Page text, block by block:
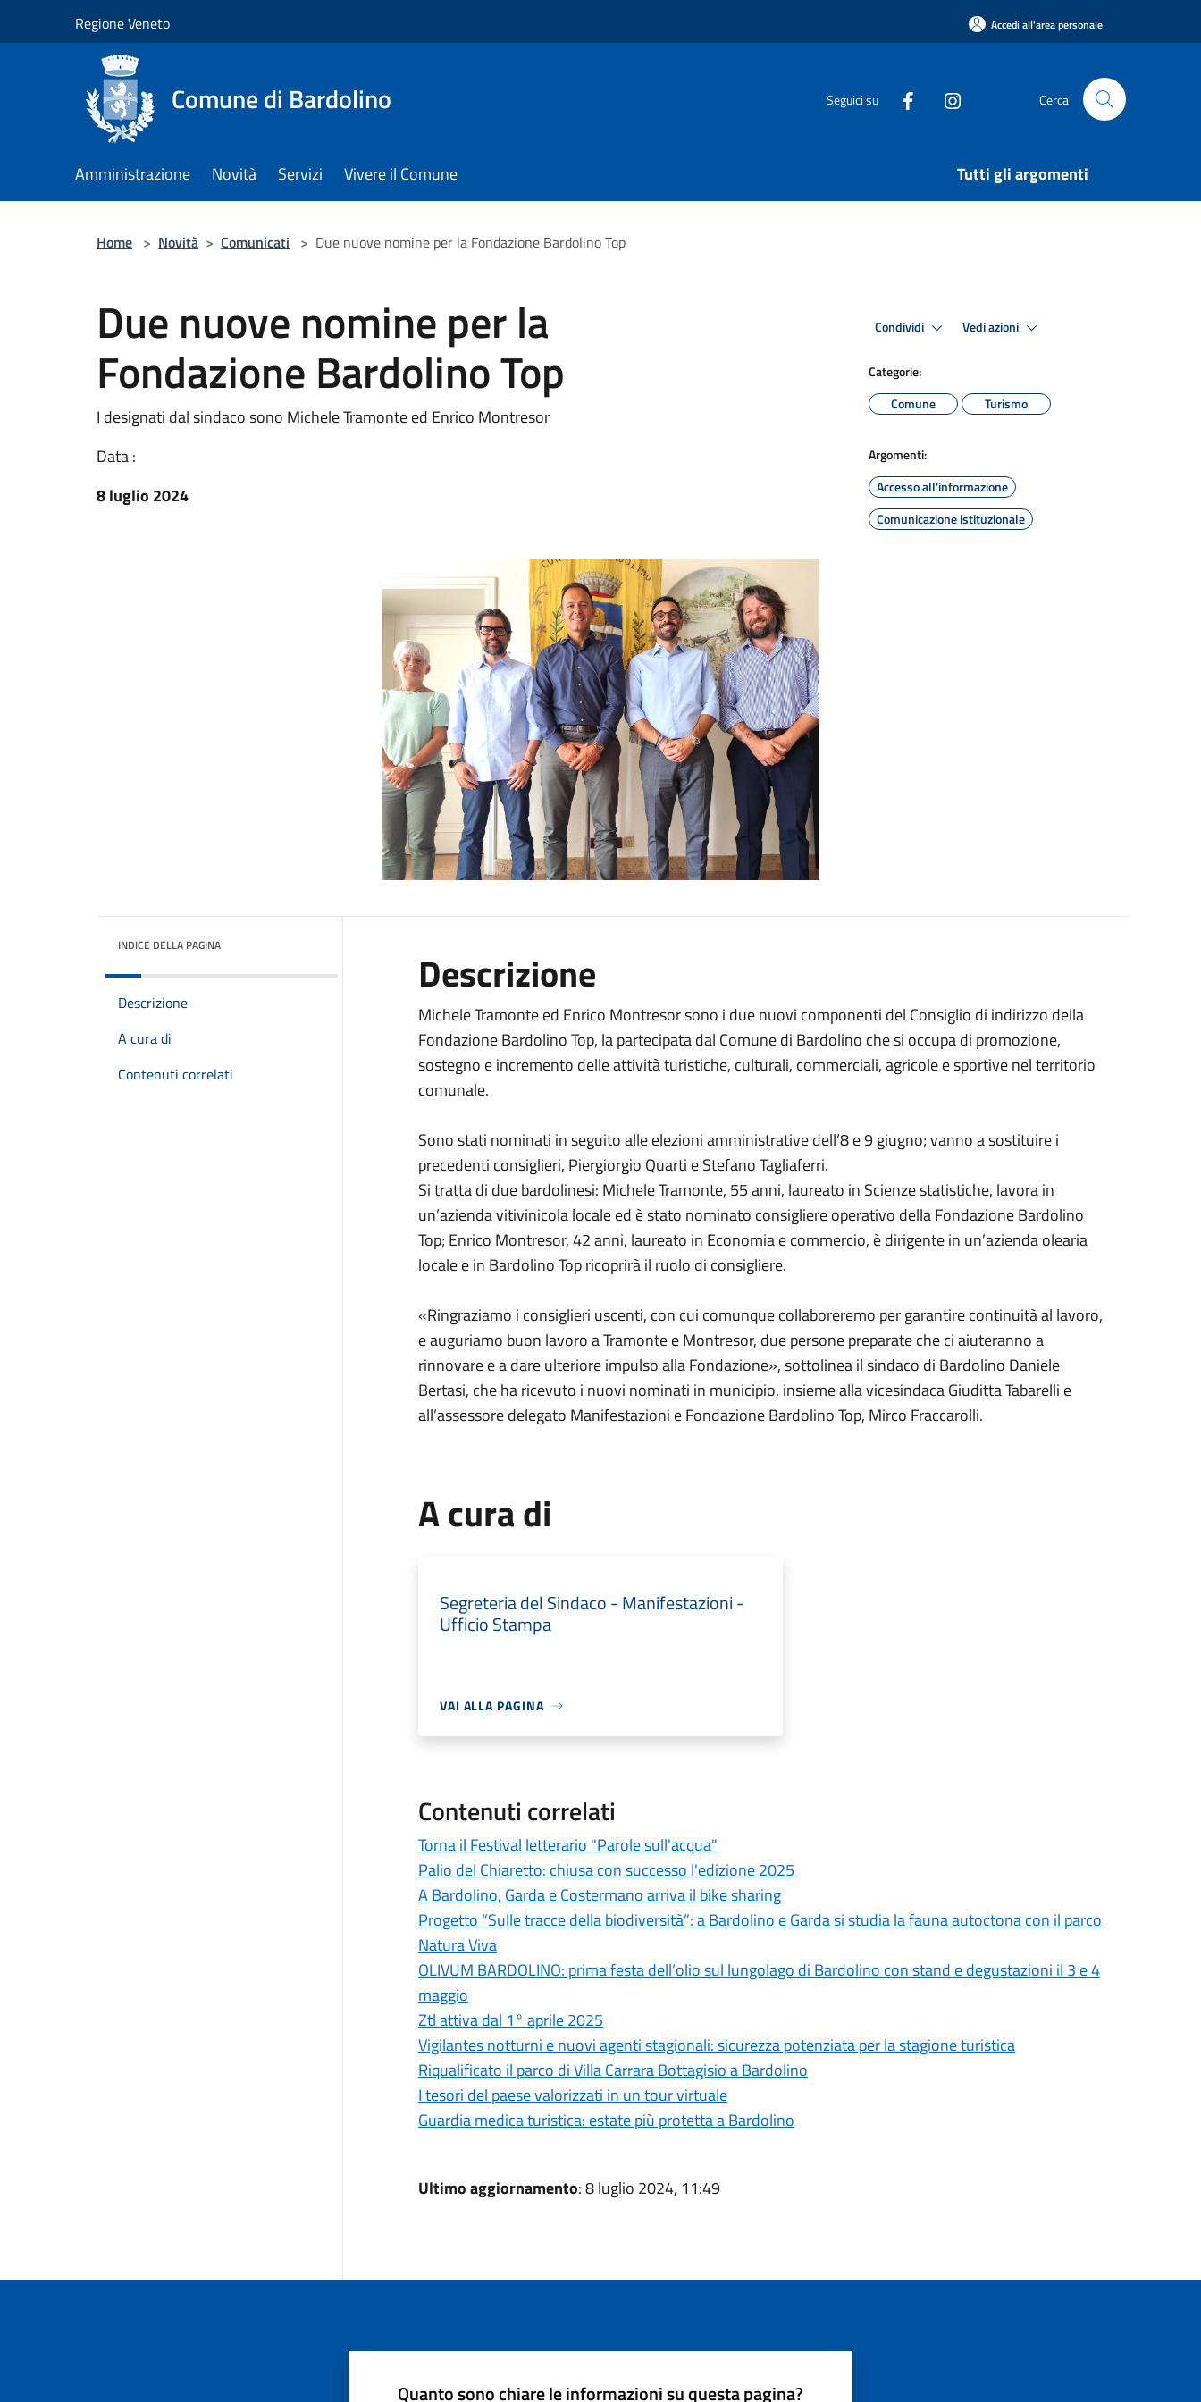
Regione Veneto Accedi all'area personale
Comune di Bardolino Seguici su Cerca
Amministrazione Novità Servizi Vivere il Comune Tutti gli argomenti
Home > Novità > Comunicati > Due nuove nomine per la Fondazione Bardolino Top
Due nuove nomine per la
Fondazione Bardolino Top
I designati dal sindaco sono Michele Tramonte ed Enrico Montresor
Data :
8 luglio 2024
Condividi Vedi azioni
Categorie:
Comune
Turismo
Argomenti:
Accesso all'informazione
Comunicazione istituzionale
INDICE DELLA PAGINA
Descrizione
A cura di
Contenuti correlati
Descrizione
Michele Tramonte ed Enrico Montresor sono i due nuovi componenti del Consiglio di indirizzo della
Fondazione Bardolino Top, la partecipata dal Comune di Bardolino che si occupa di promozione,
sostegno e incremento delle attività turistiche, culturali, commerciali, agricole e sportive nel territorio
comunale.
Sono stati nominati in seguito alle elezioni amministrative dell’8 e 9 giugno; vanno a sostituire i
precedenti consiglieri, Piergiorgio Quarti e Stefano Tagliaferri.
Si tratta di due bardolinesi: Michele Tramonte, 55 anni, laureato in Scienze statistiche, lavora in
un’azienda vitivinicola locale ed è stato nominato consigliere operativo della Fondazione Bardolino
Top; Enrico Montresor, 42 anni, laureato in Economia e commercio, è dirigente in un’azienda olearia
locale e in Bardolino Top ricoprirà il ruolo di consigliere.
«Ringraziamo i consiglieri uscenti, con cui comunque collaboreremo per garantire continuità al lavoro,
e auguriamo buon lavoro a Tramonte e Montresor, due persone preparate che ci aiuteranno a
rinnovare e a dare ulteriore impulso alla Fondazione», sottolinea il sindaco di Bardolino Daniele
Bertasi, che ha ricevuto i nuovi nominati in municipio, insieme alla vicesindaca Giuditta Tabarelli e
all’assessore delegato Manifestazioni e Fondazione Bardolino Top, Mirco Fraccarolli.
A cura di
Segreteria del Sindaco - Manifestazioni -
Ufficio Stampa
VAI ALLA PAGINA
Contenuti correlati
Torna il Festival letterario "Parole sull'acqua"
Palio del Chiaretto: chiusa con successo l'edizione 2025
A Bardolino, Garda e Costermano arriva il bike sharing
Progetto “Sulle tracce della biodiversità”: a Bardolino e Garda si studia la fauna autoctona con il parco
Natura Viva
OLIVUM BARDOLINO: prima festa dell’olio sul lungolago di Bardolino con stand e degustazioni il 3 e 4
maggio
Ztl attiva dal 1° aprile 2025
Vigilantes notturni e nuovi agenti stagionali: sicurezza potenziata per la stagione turistica
Riqualificato il parco di Villa Carrara Bottagisio a Bardolino
I tesori del paese valorizzati in un tour virtuale
Guardia medica turistica: estate più protetta a Bardolino
Ultimo aggiornamento: 8 luglio 2024, 11:49
Quanto sono chiare le informazioni su questa pagina?